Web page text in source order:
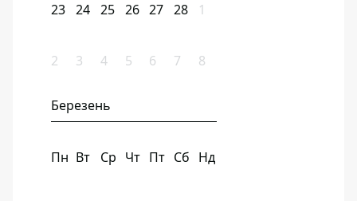
23 24 25 26 27 28 1
2 3 4 5 6 7 8
Березень
Пн Вт Ср Чт Пт Сб Нд